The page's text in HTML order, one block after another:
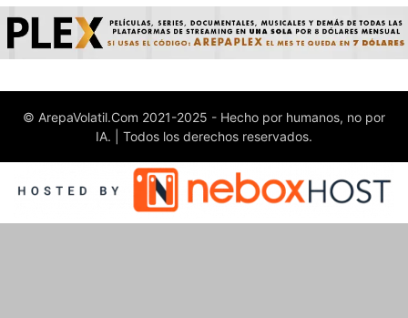
© ArepaVolatil.Com 2021-2025 - Hecho por humanos, no por
IA. | Todos los derechos reservados.